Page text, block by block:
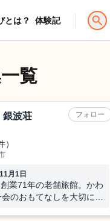
とは？ 体験記 search
覧
フォロー
波荘
）
月1日
創業71年の老舗旅館。かわ
のおもてなしを大切に、